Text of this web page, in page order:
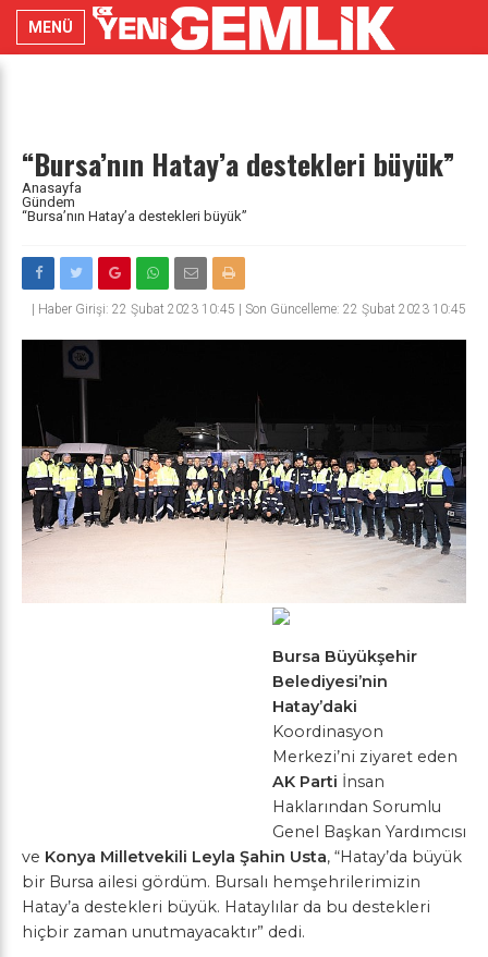
MENÜ
“Bursa’nın Hatay’a destekleri büyük”
Anasayfa
Gündem
“Bursa’nın Hatay’a destekleri büyük”
Haber Girişi: 22 Şubat 2023 10:45 | Son Güncelleme: 22 Şubat 2023 10:45
Bursa Büyükşehir
Belediyesi’nin
Hatay’daki
Koordinasyon
Merkezi’ni ziyaret eden
AK Parti İnsan
Haklarından Sorumlu
Genel Başkan Yardımcısı
ve Konya Milletvekili Leyla Şahin Usta, “Hatay’da büyük
bir Bursa ailesi gördüm. Bursalı hemşehrilerimizin
Hatay’a destekleri büyük. Hataylılar da bu destekleri
hiçbir zaman unutmayacaktır” dedi.